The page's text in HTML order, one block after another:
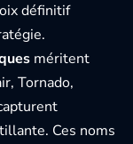
définitif
méritent
Tornado,
Ces noms